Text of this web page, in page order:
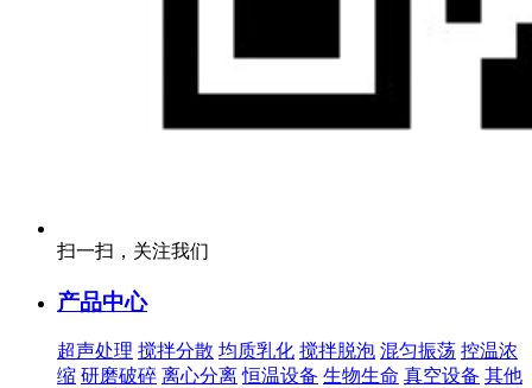
扫一扫，关注我们
产品中心
超声处理 搅拌分散 均质乳化 搅拌脱泡 混匀振荡 控温浓
缩 研磨破碎 离心分离 恒温设备 生物生命 真空设备 其他